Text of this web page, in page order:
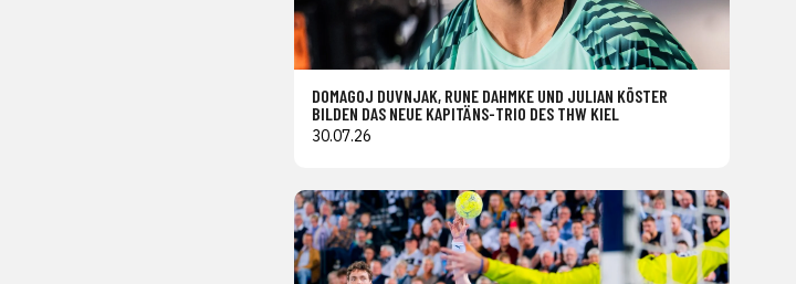
DOMAGOJ DUVNJAK, RUNE DAHMKE UND JULIAN KÖSTER
BILDEN DAS NEUE KAPITÄNS-TRIO DES THW KIEL
30.07.26